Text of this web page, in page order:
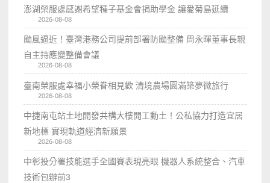
澎湖榮服處感謝希望種子基金會捐助學金 讓愛菊島延續
2026-08-08
颱風逼近！臺灣港務公司提前部署防颱整備 周永暉董事長親
自主持應變整備會議
2026-08-08
臺南榮服處幸福小榮眷相見歡 清境農場圓滿築夢微旅行
2026-08-08
中捷南屯站土地開發共構大樓開工動土！公私協力打造宜居
新地標 實現軌道經濟新願景
2026-08-08
中彰投分署技能選手全國賽表現亮眼 機器人系統整合、汽車
技術包辦前3